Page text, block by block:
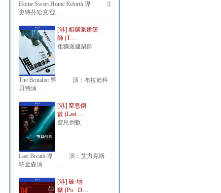
Home Sweet Home Rebirth 導 演：
史特芬哈克/亞…
[港] 粗獷派建築
師 (T…
粗獷派建築師
The Brutalist 導 演：布拉迪科
貝特演 …
[港] 窒息倒
數 (Last …
窒息倒數
Last Breath 導 演：艾力克斯
帕金森演 …
[港] 破·地
獄 (Po · D…